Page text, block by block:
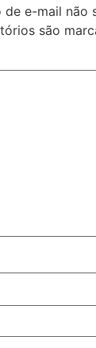
de e-mail não
são